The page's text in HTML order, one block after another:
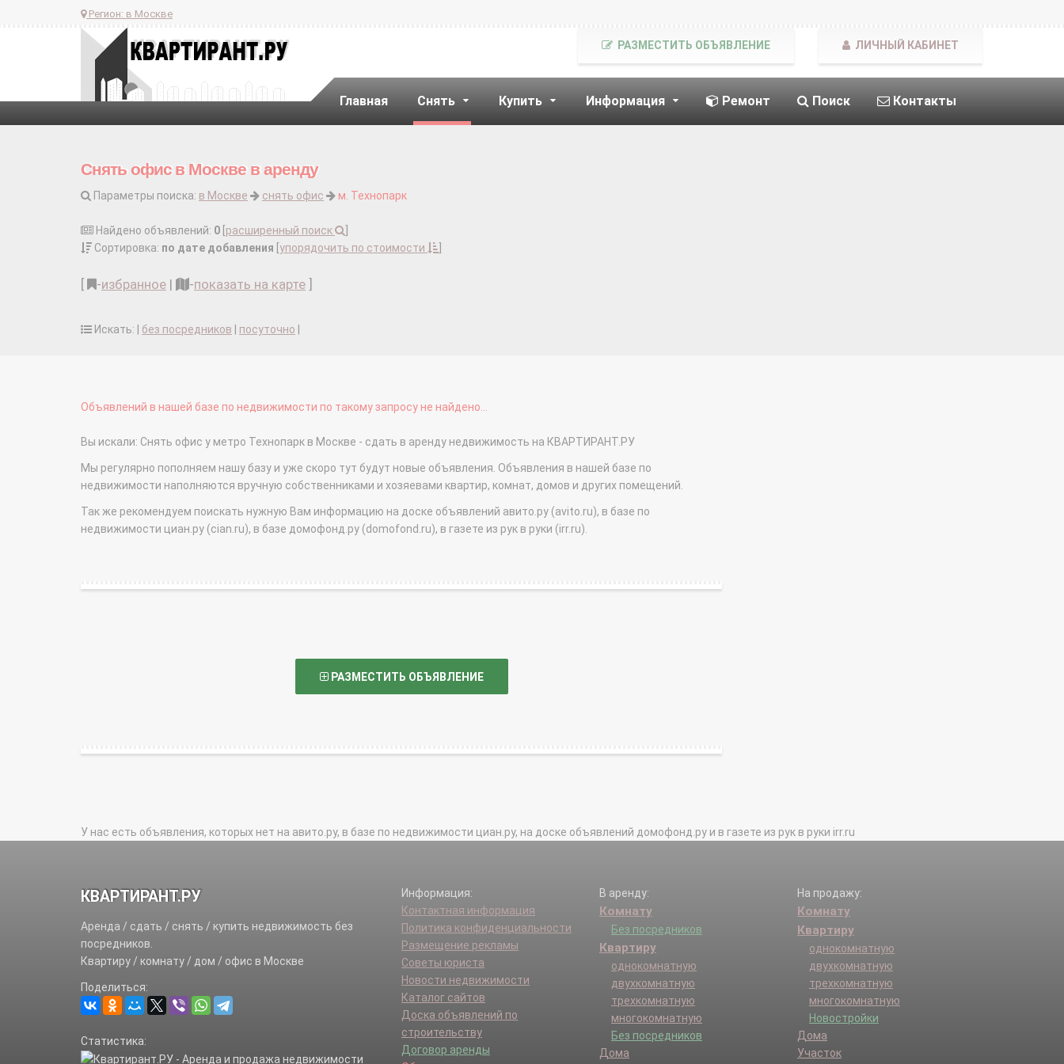
Регион: в Москве
Главная Снять Купить Информация Ремонт Поиск Контакты
РАЗМЕСТИТЬ ОБЪЯВЛЕНИЕ ЛИЧНЫЙ КАБИНЕТ
Снять офис в Москве в аренду
Параметры поиска: в Москве снять офис м. Технопарк
Найдено объявлений: 0 расширенный поиск
Сортировка: по дате добавления упорядочить по стоимости
-избранное | -показать на карте
Искать: | без посредников посуточно
Объявлений в нашей базе по недвижимости по такому запросу не найдено...
Вы искали: Снять офис у метро Технопарк в Москве - сдать в аренду недвижимость на КВАРТИРАНТ.РУ
Мы регулярно пополняем нашу базу и уже скоро тут будут новые объявления. Объявления в нашей базе по
недвижимости наполняются вручную собственниками и хозяевами квартир, комнат, домов и других помещений.
Так же рекомендуем поискать нужную Вам информацию на доске объявлений авито.ру (avito.ru), в базе по
недвижимости циан.ру (cian.ru), в базе домофонд.ру (domofond.ru), в газете из рук в руки (irr.ru).
РАЗМЕСТИТЬ ОБЪЯВЛЕНИЕ
У нас есть объявления, которых нет на авито.ру, в базе по недвижимости циан.ру, на доске объявлений домофонд.ру и в газете из рук в руки irr.ru
КВАРТИРАНТ.РУ
Аренда / сдать / снять / купить недвижимость без
посредников.
Квартиру / комнату / дом / офис в Москве
Поделиться:
Статистика:
Информация:
Контактная информация
Политика конфиденциальности
Размещение рекламы
Советы юриста
Новости недвижимости
Каталог сайтов
Доска объявлений по
строительству
Договор аренды
В аренду:
Комнату
Без посредников
Квартиру
однокомнатную
двухкомнатную
трехкомнатную
многокомнатную
Без посредников
Дома
На продажу:
Комнату
Квартиру
однокомнатную
двухкомнатную
трехкомнатную
многокомнатную
Новостройки
Дома
Участок